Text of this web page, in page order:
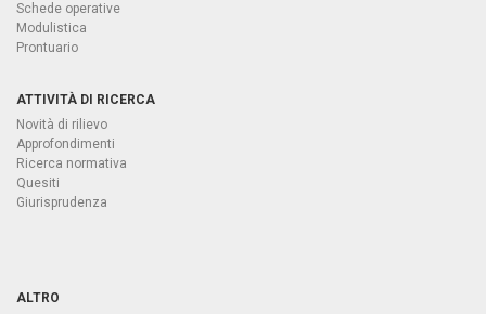
Schede operative
Modulistica
Prontuario
ATTIVITÀ DI RICERCA
Novità di rilievo
Approfondimenti
Ricerca normativa
Quesiti
Giurisprudenza
ALTRO